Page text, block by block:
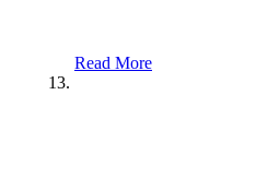
Read More